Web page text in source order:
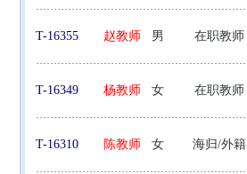
T-16355 赵教师 男 在职教师
T-16349 杨教师 女 在职教师
T-16310 陈教师 女 海归/外籍